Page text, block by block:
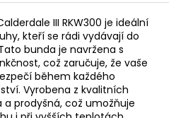
III RKW300 je ideální
kteří se rádi vydávají do
bunda je navržena s
což zaručuje, že vaše
během každého
Vyrobena z kvalitních
prodyšná, což umožňuje